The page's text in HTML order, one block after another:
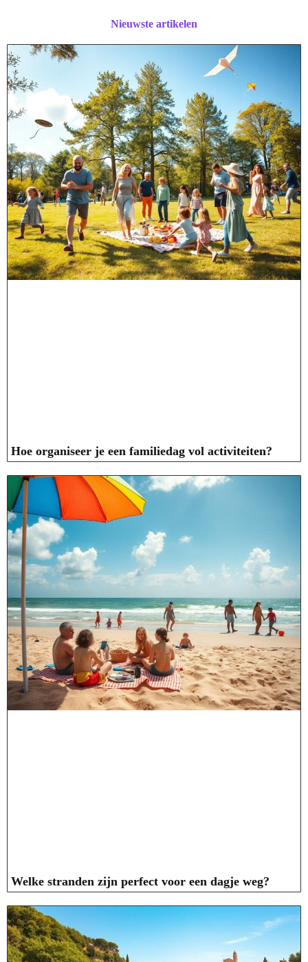
Nieuwste artikelen
Hoe organiseer je een familiedag vol activiteiten?
Welke stranden zijn perfect voor een dagje weg?